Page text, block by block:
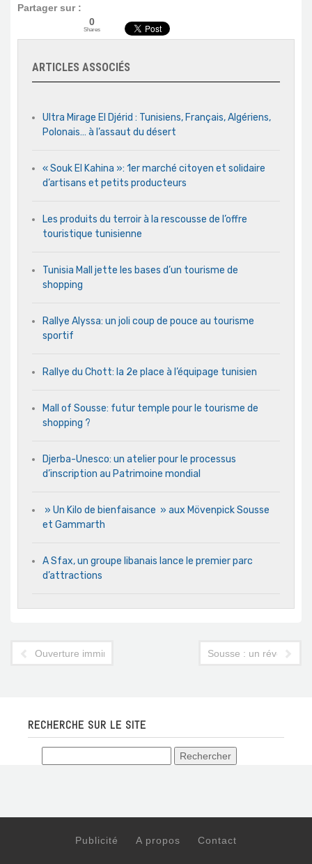
Partager sur :
0
Shares
ARTICLES ASSOCIÉS
Ultra Mirage El Djérid : Tunisiens, Français, Algériens,
Polonais… à l’assaut du désert
« Souk El Kahina »: 1er marché citoyen et solidaire
d’artisans et petits producteurs
Les produits du terroir à la rescousse de l’offre
touristique tunisienne
Tunisia Mall jette les bases d’un tourisme de
shopping
Rallye Alyssa: un joli coup de pouce au tourisme
sportif
Rallye du Chott: la 2e place à l’équipage tunisien
Mall of Sousse: futur temple pour le tourisme de
shopping ?
Djerba-Unesco: un atelier pour le processus
d’inscription au Patrimoine mondial
» Un Kilo de bienfaisance » aux Mövenpick Sousse
et Gammarth
A Sfax, un groupe libanais lance le premier parc
d’attractions
Ouverture imminente de la plus grande discothèque de Djerba
Sousse : un réveillon
RECHERCHE SUR LE SITE
Publicité A propos Contact